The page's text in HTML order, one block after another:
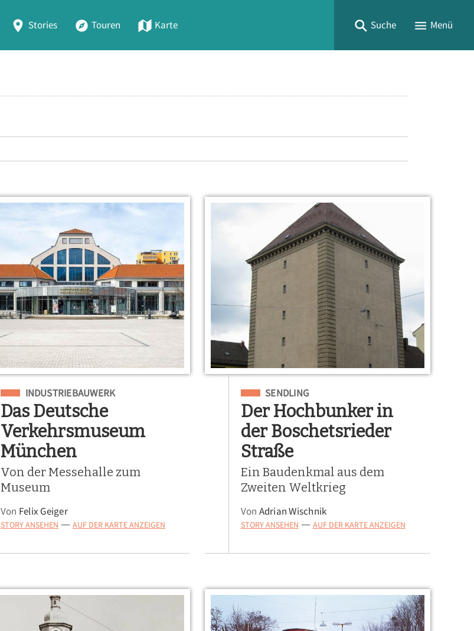
Stories Touren Karte Suche Menü
Eingeordnet unter
INDUSTRIEBAUWERK
Das Deutsche
Verkehrsmuseum
München
Von der Messehalle zum
Museum
Von Felix Geiger
STORY ANSEHEN — AUF DER KARTE ANZEIGEN
Eingeordnet unter
SENDLING
Der Hochbunker in
der Boschetsrieder
Straße
Ein Baudenkmal aus dem
Zweiten Weltkrieg
Von Adrian Wischnik
STORY ANSEHEN — AUF DER KARTE ANZEIGEN